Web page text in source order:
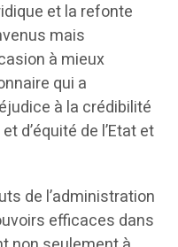
et la refonte
mais
à mieux
qui a
à la crédibilité
d’équité de l’Etat et
de l’administration
efficaces dans